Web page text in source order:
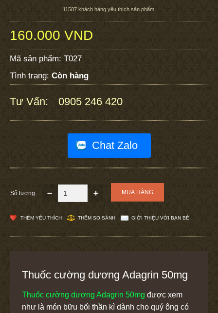
11587 khách hàng yêu thích sản phẩm.
160.000 VND
Mã sản phẩm: T027
Tình trạng: Còn hàng
Tư Vấn: 0905 246 420
Chat Zalo
Số lượng:
THÊM YÊU THÍCH THÊM SO SÁNH GIỚI THIỆU VỚI BẠN BÈ
Thuốc cường dương Adagrin 50mg
Thuốc cường dương Adagrin 50mg được xem
như là món bữu bối thần kì dành cho quý ông có